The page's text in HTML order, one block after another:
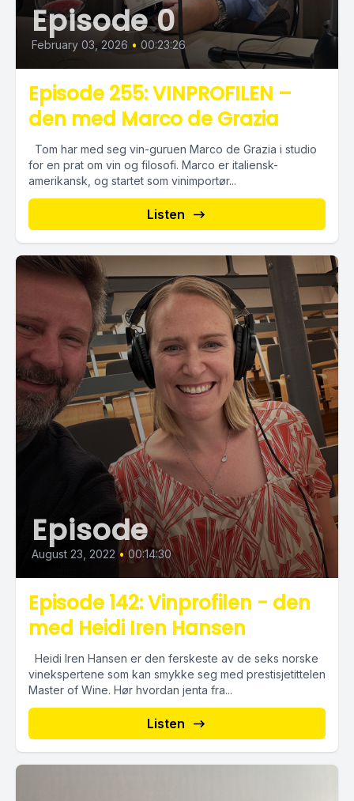
Episode 0
February 03, 2026 • 00:23:26
Episode 255: VINPROFILEN –
den med Marco de Grazia
Tom har med seg vin-guruen Marco de Grazia i studio
for en prat om vin og filosofi. Marco er italiensk-
amerikansk, og startet som vinimportør...
Listen
Episode
August 23, 2022 • 00:14:30
Episode 142: Vinprofilen - den
med Heidi Iren Hansen
Heidi Iren Hansen er den ferskeste av de seks norske
vinekspertene som kan smykke seg med prestisjetittelen
Master of Wine. Hør hvordan jenta fra...
Listen